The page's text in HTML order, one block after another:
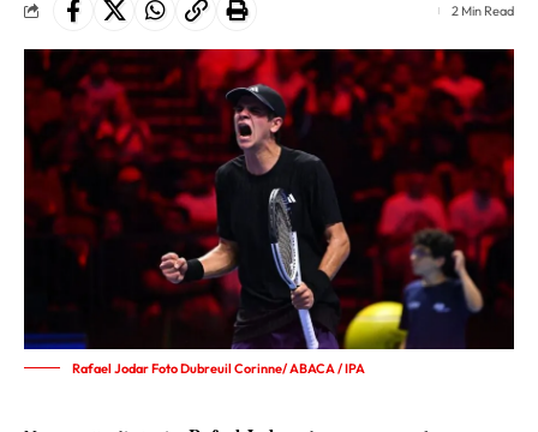
2 Min Read
Rafael Jodar Foto Dubreuil Corinne/ ABACA / IPA